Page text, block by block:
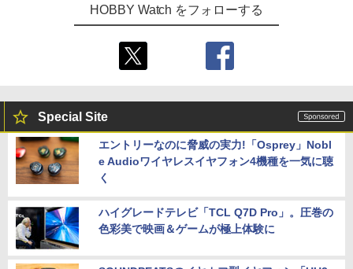
HOBBY Watch をフォローする
Special Site
エントリーなのに脅威の実力!「Osprey」Nobl
e Audioワイヤレスイヤフォン4機種を一気に聴
く
ハイグレードテレビ「TCL Q7D Pro」。圧巻の
色彩美で映画＆ゲームが極上体験に